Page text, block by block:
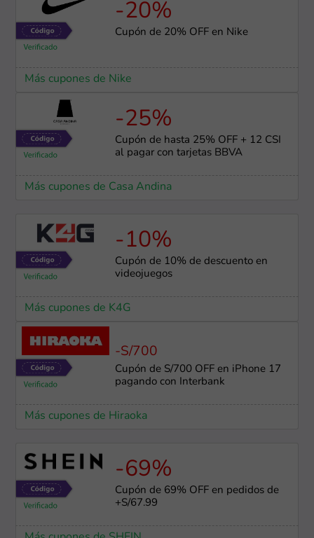
-20%
Cupón de 20% OFF en Nike
Más cupones de Nike
-25%
Cupón de hasta 25% OFF + 12 CSI
al pagar con tarjetas BBVA
Más cupones de Casa Andina
-10%
Cupón de 10% de descuento en
videojuegos
Más cupones de K4G
-S/700
Cupón de S/700 OFF en iPhone 17
pagando con Interbank
Más cupones de Hiraoka
-69%
Cupón de 69% OFF en pedidos de
+S/67.99